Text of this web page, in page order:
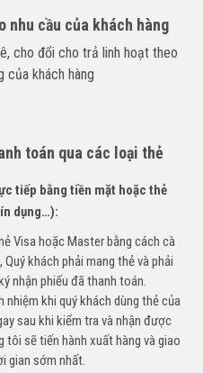
nhu cầu của khách hàng
cho đổi cho trả linh hoạt theo
của khách hàng
toán qua các loại thẻ
tiếp bằng tiền mặt hoặc thẻ
dụng…):
Visa hoặc Master bằng cách cà
khách phải mang thẻ và phải
nhận phiếu đã thanh toán.
khi quý khách dùng thẻ của
sau khi kiểm tra và nhận được
tôi sẽ tiến hành xuất hàng và giao
gian sớm nhất.